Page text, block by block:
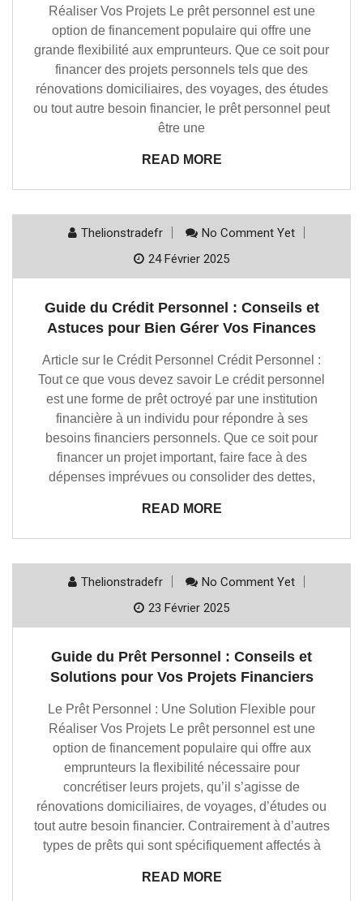
Réaliser Vos Projets Le prêt personnel est une
option de financement populaire qui offre une
grande flexibilité aux emprunteurs. Que ce soit pour
financer des projets personnels tels que des
rénovations domiciliaires, des voyages, des études
ou tout autre besoin financier, le prêt personnel peut
être une
READ MORE
Thelionstradefr
No Comment Yet
24 Février 2025
Guide du Crédit Personnel : Conseils et
Astuces pour Bien Gérer Vos Finances
Article sur le Crédit Personnel Crédit Personnel :
Tout ce que vous devez savoir Le crédit personnel
est une forme de prêt octroyé par une institution
financière à un individu pour répondre à ses
besoins financiers personnels. Que ce soit pour
financer un projet important, faire face à des
dépenses imprévues ou consolider des dettes,
READ MORE
Thelionstradefr
No Comment Yet
23 Février 2025
Guide du Prêt Personnel : Conseils et
Solutions pour Vos Projets Financiers
Le Prêt Personnel : Une Solution Flexible pour
Réaliser Vos Projets Le prêt personnel est une
option de financement populaire qui offre aux
emprunteurs la flexibilité nécessaire pour
concrétiser leurs projets, qu’il s’agisse de
rénovations domiciliaires, de voyages, d’études ou
tout autre besoin financier. Contrairement à d’autres
types de prêts qui sont spécifiquement affectés à
READ MORE